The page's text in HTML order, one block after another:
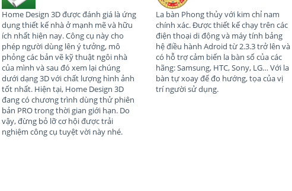
Home Design 3D được đánh giá là ứng
dụng thiết kế nhà ở mạnh mẽ và hữu
ích nhất hiện nay. Công cụ này cho
phép người dùng lên ý tưởng, mô
phỏng các bản vẽ kỹ thuật ngôi nhà
của mình và sau đó xem lại chúng
dưới dạng 3D với chất lượng hình ảnh
tốt nhất. Hiện tại, Home Design 3D
đang có chương trình dùng thử phiên
bản PRO trong thời gian giới hạn. Do
vậy, đừng bỏ lỡ cơ hội được trải
nghiệm công cụ tuyệt vời này nhé.
La bàn Phong thủy với kim chỉ nam
chính xác. Được thiết kế chạy trên các
điện thoại di động và máy tính bảng
hệ điều hành Adroid từ 2.3.3 trở lên và
có hỗ trợ cảm biến la bàn số của các
hãng: Samsung, HTC, Sony, LG… Với la
bàn tự xoay để đo hướng, tọa của vị
trí người sử dụng.